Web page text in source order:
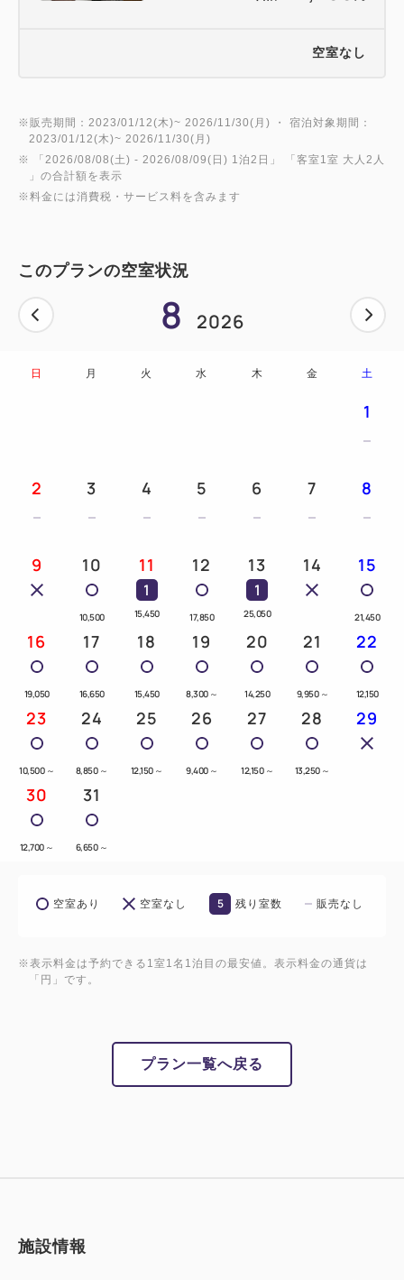
空室なし
※販売期間：2023/01/12(木)~ 2026/11/30(月) ・ 宿泊対象期間：
2023/01/12(木)~ 2026/11/30(月)
※ 「 2026/08/08(土) - 2026/08/09(日) 1泊2日 」 「 客室1室 大人2人
」の合計額を表示
※料金には消費税・サービス料を含みます
このプランの空室状況
8 2026
日 月 火 水 木 金 土
1
2 3 4 5 6 7 8
9 10
10,500
11
1
15,450
12
17,850
13
1
25,050
14 15
21,450
16
19,050
17
16,650
18
15,450
19
8,300 ～
20
14,250
21
9,950 ～
22
12,150
23
10,500 ～
24
8,850 ～
25
12,150 ～
26
9,400 ～
27
12,150 ～
28
13,250 ～
29
30
12,700 ～
31
6,650 ～
空室あり 空室なし 5 残り室数 販売なし
※表示料金は予約できる1室1名1泊目の最安値。表示料金の通貨は
「円」です。
プラン一覧へ戻る
施設情報